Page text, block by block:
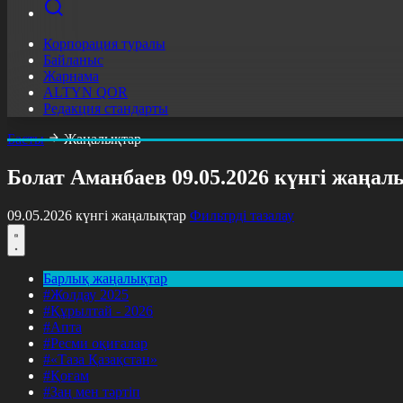
Корпорация туралы
Байланыс
Жарнама
ALTYN QOR
Редакция стандарты
Басты
Жаңалықтар
Болат Аманбаев 09.05.2026 күнгі
09.05.2026 күнгі жаңалықтар Фильтрді тазалау
Барлық жаңалықтар
#Жолдау 2025
#Құрылтай - 2026
#Апта
#Ресми оқиғалар
#«Таза Қазақстан»
#Қоғам
#Заң мен тәртіп